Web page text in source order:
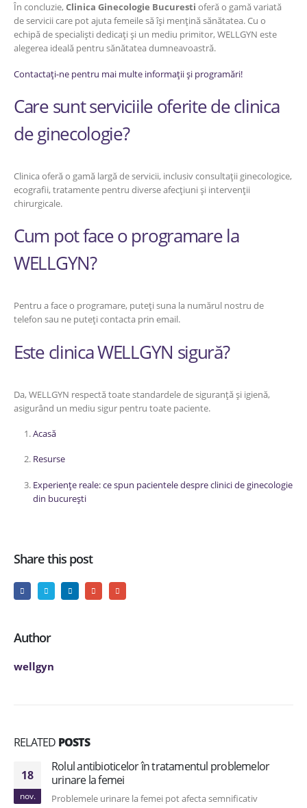
În concluzie,Clinica Ginecologie Bucuresti oferă o gamă variată
de servicii care pot ajuta femeile să își mențină sănătatea. Cu o
echipă de specialiști dedicați și un mediu primitor, WELLGYN este
alegerea ideală pentru sănătatea dumneavoastră.
Contactați-ne pentru mai multe informații și programări!
Care sunt serviciile oferite de clinica
de ginecologie?
Clinica oferă o gamă largă de servicii, inclusiv consultații ginecologice,
ecografii, tratamente pentru diverse afecțiuni și intervenții
chirurgicale.
Cum pot face o programare la
WELLGYN?
Pentru a face o programare, puteți suna la numărul nostru de
telefon sau ne puteți contacta prin email.
Este clinica WELLGYN sigură?
Da, WELLGYN respectă toate standardele de siguranță și igienă,
asigurând un mediu sigur pentru toate paciente.
Acasă
Resurse
Experiențe reale: ce spun pacientele despre clinici de ginecologie
din bucurești
Share this post
Author
wellgyn
RELATED POSTS
18
nov.
Rolul antibioticelor în tratamentul problemelor
urinare la femei
Problemele urinare la femei pot afecta semnificativ